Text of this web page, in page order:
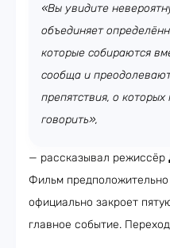
«Вы увидите
объединяет
которые собираются
сообща и
препятствия, о
говорить»,
— рассказывал режиссёр
Фильм
официально закроет
главное событие.